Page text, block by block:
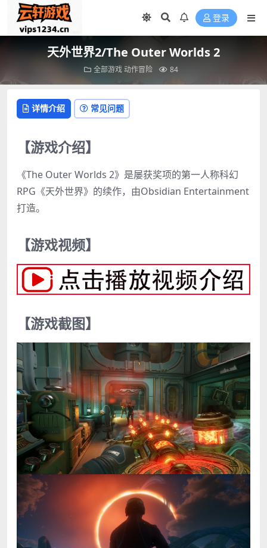
登录
天外世界2/The Outer Worlds 2
全部游戏动作冒险 84
详情介绍 常见问题
【游戏介绍】
《The Outer Worlds 2》是屡获奖项的第一人称科幻
RPG《天外世界》的续作，由Obsidian Entertainment
打造。
【游戏视频】
【游戏截图】